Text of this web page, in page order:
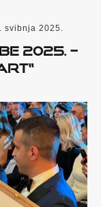
svibnja 2025.
2025. –